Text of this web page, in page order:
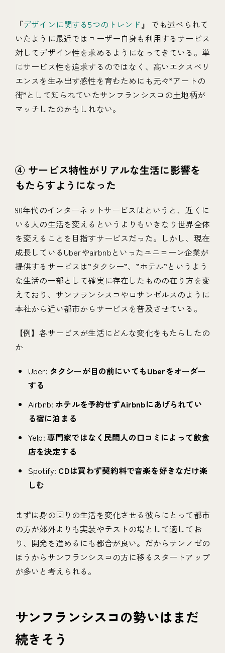
『デザインに関する5つのトレンド』 でも述べられて
いたように最近ではユーザー自身も利用するサービス
対してデザイン性を求めるようになってきている。単
にサービス性を追求するのではなく、高いエクスペリ
エンスを生み出す感性を育むためにも元々”アートの
街”として知られていたサンフランシスコの土地柄が
マッチしたのかもしれない。
④ サービス特性がリアルな生活に影響を
もたらすようになった
90年代のインターネットサービスはというと、近くに
いる人の生活を変えるというよりもいきなり世界全体
を変えることを目指すサービスだった。しかし、現在
成長しているUberやairbnbといったユニコーン企業が
提供するサービスは”タクシー”、”ホテル”というよう
な生活の一部として確実に存在したものの在り方を変
えており、サンフランシスコやロサンゼルスのように
本社から近い都市からサービスを普及させている。
【例】各サービスが生活にどんな変化をもたらしたの
か
Uber: タクシーが目の前にいてもUberをオーダー
する
Airbnb: ホテルを予約せずAirbnbにあげられてい
る宿に泊まる
Yelp: 専門家ではなく民間人の口コミによって飲食
店を決定する
Spotify: CDは買わず契約料で音楽を好きなだけ楽
しむ
まずは身の回りの生活を変化させる彼らにとって都市
の方が郊外よりも実装やテストの場として適してお
り、開発を進めるにも都合が良い。だからサンノゼの
ほうからサンフランシスコの方に移るスタートアップ
が多いと考えられる。
サンフランシスコの勢いはまだ
続きそう